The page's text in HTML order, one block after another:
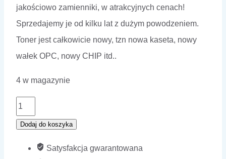
jakościowo zamienniki, w atrakcyjnych cenach!
Sprzedajemy je od kilku lat z dużym powodzeniem.
Toner jest całkowicie nowy, tzn nowa kaseta, nowy
wałek OPC, nowy CHIP itd..
4 w magazynie
ilość
Toner
X3215H
Dodaj do koszyka
Satysfakcja gwarantowana